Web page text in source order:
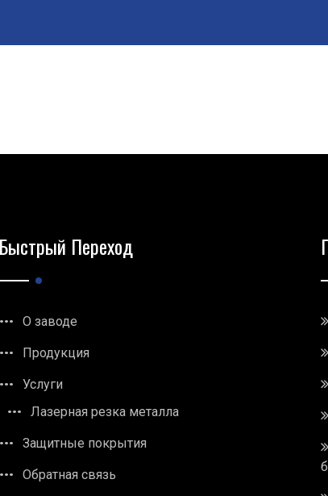
Быстрый Переход
О заводе
Продукция
Услуги
Лазерная резка металла
Защитные покрытия
Обратная связь